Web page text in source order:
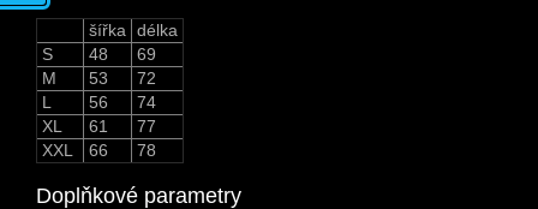
šířka
délka
S
48
69
M
53
72
L
56
74
XL
61
77
XXL
66 78
Doplňkové parametry